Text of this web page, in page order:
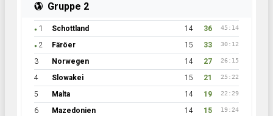
Gruppe 2
● 1 Schottland 14 36 45:14
● 2 Färöer 15 33 30:12
3 Norwegen 14 27 26:15
4 Slowakei 15 21 25:22
5 Malta 14 19 22:29
6 Mazedonien 14 15 19:24